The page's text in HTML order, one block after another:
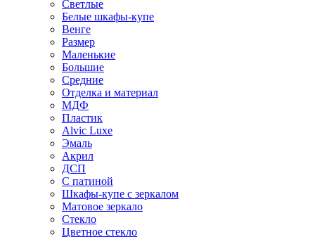
Светлые
Белые шкафы-купе
Венге
Размер
Маленькие
Большие
Средние
Отделка и материал
МДФ
Пластик
Alvic Luxe
Эмаль
Акрил
ДСП
С патиной
Шкафы-купе с зеркалом
Матовое зеркало
Стекло
Цветное стекло